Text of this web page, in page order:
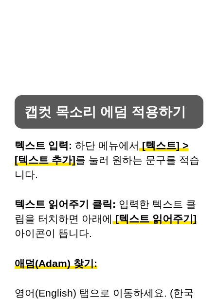
캡컷 목소리 에덤 적용하기
텍스트 입력: 하단 메뉴에서[텍스트] >
[텍스트 추가]를 눌러 원하는 문구를 적습
니다.
텍스트 읽어주기 클릭: 입력한 텍스트 클
립을 터치하면 아래에[텍스트 읽어주기]
아이콘이 뜹니다.
애덤(Adam) 찾기:
영어(English) 탭으로 이동하세요. (한국